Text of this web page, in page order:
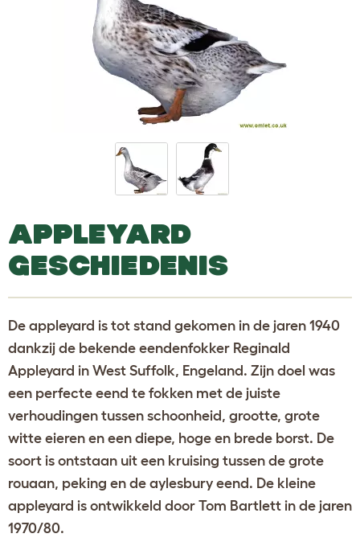
APPLEYARD
GESCHIEDENIS
De appleyard is tot stand gekomen in de jaren 1940
dankzij de bekende eendenfokker Reginald
Appleyard in West Suffolk, Engeland. Zijn doel was
een perfecte eend te fokken met de juiste
verhoudingen tussen schoonheid, grootte, grote
witte eieren en een diepe, hoge en brede borst. De
soort is ontstaan uit een kruising tussen de grote
rouaan, peking en de aylesbury eend. De kleine
appleyard is ontwikkeld door Tom Bartlett in de jaren
1970/80.